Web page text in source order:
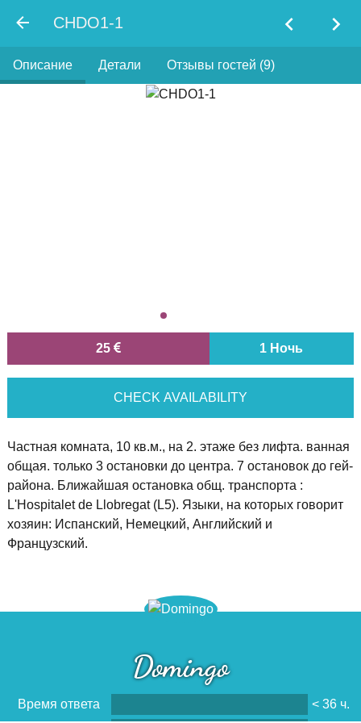
CHDO1-1 chevron_left chevron_right
Описание Детали Отзывы гостей (9)
25 1 Ночь
CHECK AVAILABILITY
Частная комната, 10 кв.м., на 2. этаже без лифта. ванная
общая. только 3 остановки до центра. 7 остановок до гей-
района. Ближайшая остановка общ. транспорта :
L'Hospitalet de Llobregat (L5). Языки, на которых говорит
хозяин: Испанский, Немецкий, Английский и
Французский.
Domingo
Время ответа
< 36 ч.